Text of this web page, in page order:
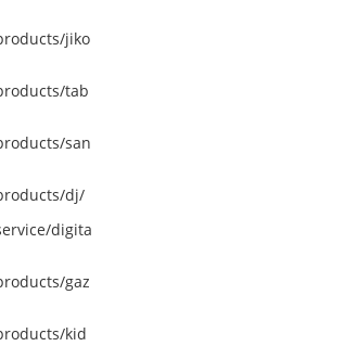
jiko
tab
san
dj/
digita
gaz
kid